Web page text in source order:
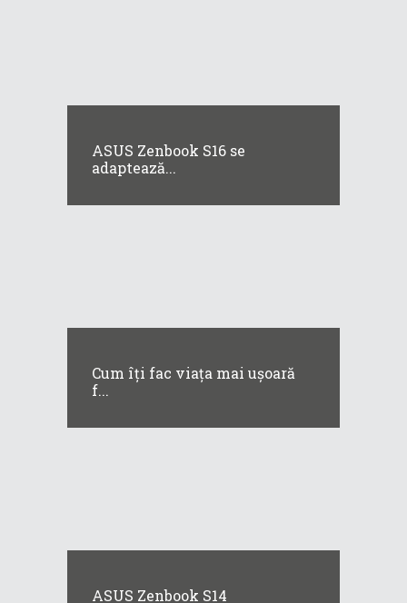
ASUS Zenbook S16 se
adaptează...
Cum îți fac viața mai ușoară
f...
ASUS Zenbook S14